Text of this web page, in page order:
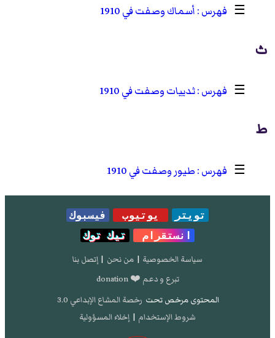
☰ أسماك وصفت في 1910
ث
☰ ثدييات وصفت في 1910
ط
☰ طيور وصفت في 1910
تويتر يوتيوب
فيسبوك
انستقرام
تيك توك
سياسة الخصوصية | من نحن | إتصل بنا
تبرع و دعم ❤️ donation
المحتوى مرخص تحت رخصة المشاع الإبداعي 3.0
شروط الإستخدام | إخلاء المسؤولية